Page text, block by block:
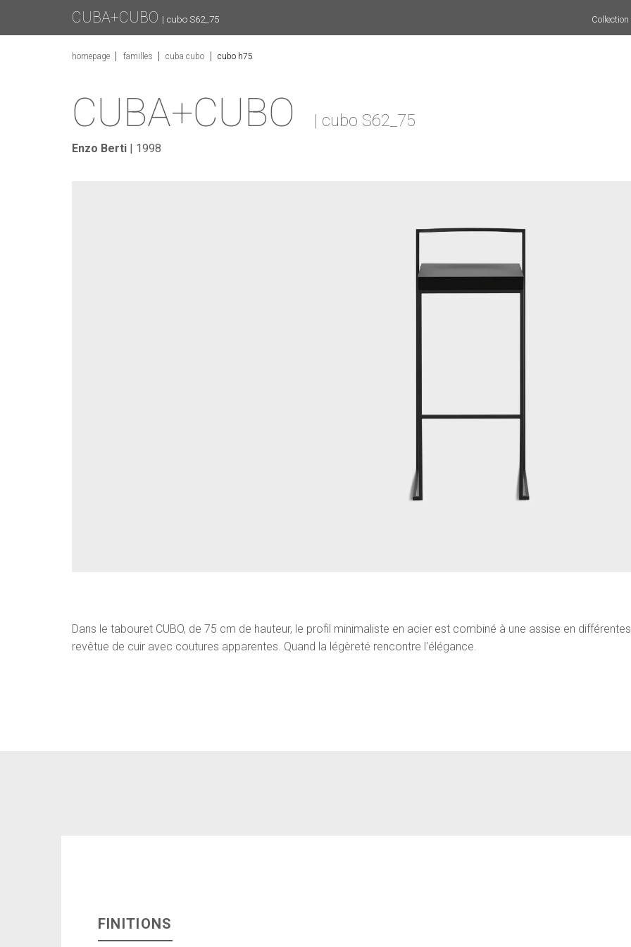
homepage familles cuba cubo cubo h75
CUBA+CUBO | cubo S62_75
CUBA+CUBO | cubo S62_75
Enzo Berti | 1998
Dans le tabouret CUBO, de 75 cm de hauteur, le profil minimaliste en acier est combiné à une assise en
revêtue de cuir avec coutures apparentes. Quand la légèreté rencontre l'élégance.
FINITIONS